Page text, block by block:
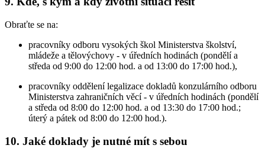
Obraťte se na:
pracovníky odboru vysokých škol Ministerstva školství,
mládeže a tělovýchovy - v úředních hodinách (pondělí a
středa od 9:00 do 12:00 hod. a od 13:00 do 17:00 hod.),
pracovníky oddělení legalizace dokladů konzulárního odboru
Ministerstva zahraničních věcí - v úředních hodinách (pondělí
a středa od 8:00 do 12:00 hod. a od 13:30 do 17:00 hod.;
úterý a pátek od 8:00 do 12:00 hod.).
10. Jaké doklady je nutné mít s sebou